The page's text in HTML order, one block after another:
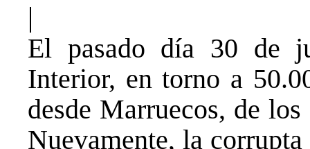
|
El pasado día 30 de
Interior, en torno a
desde Marruecos, de
Nuevamente, la